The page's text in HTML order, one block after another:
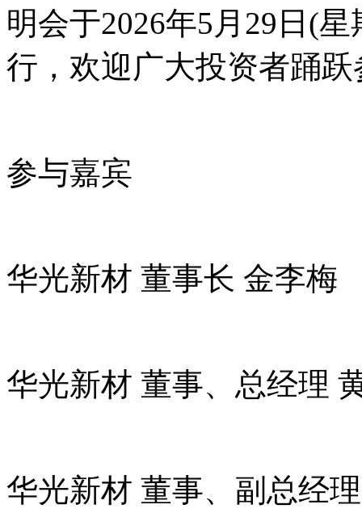
明会于2026年5月29日(
行，欢迎广大投资者踊跃
参与嘉宾
华光新材 董事长 金李梅
华光新材 董事、总经理
华光新材 董事、副总经